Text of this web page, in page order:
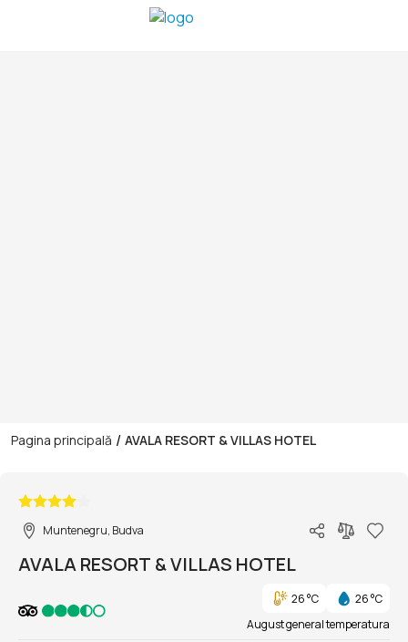
Pagina principală / AVALA RESORT & VILLAS HOTEL
Muntenegru, Budva
AVALA RESORT & VILLAS HOTEL
26 °C
26 °C
August general temperatura